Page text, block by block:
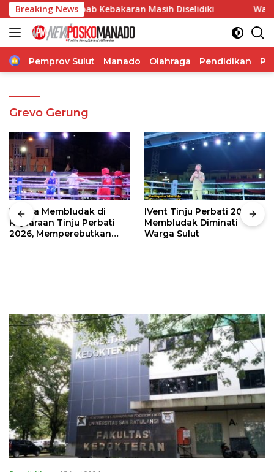
Langsung
ke
konten
Breaking News
Penyebab Kebakaran Masih Diselidiki Wabup
Home
Pemprov Sulut Manado Olahraga Pendidikan
Grevo Gerung
Warga Membludak di
Kejuaraan Tinju Perbati
2026, Memperebutkan
IVent Tinju Perbati 2026
Membludak Diminati
Warga Sulut